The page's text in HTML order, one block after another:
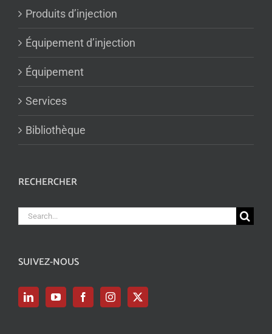
Produits d’injection
Équipement d’injection
Équipement
Services
Bibliothèque
RECHERCHER
Search
SUIVEZ-NOUS